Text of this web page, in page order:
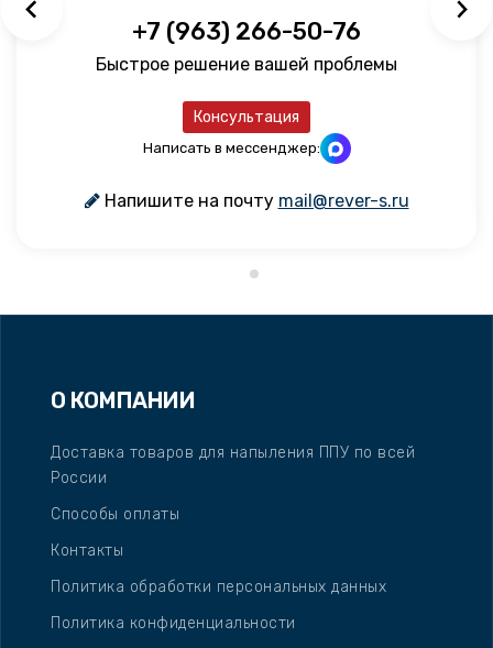
+7 (963) 266-50-76
Быстрое решение вашей проблемы
Консультация
Написать в мессенджер:
Напишите на почту mail@rever-s.ru
О КОМПАНИИ
Доставка товаров для напыления ППУ по всей
России
Способы оплаты
Контакты
Политика обработки персональных данных
Политика конфиденциальности